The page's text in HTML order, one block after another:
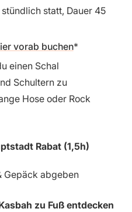
statt, Dauer 45
vorab buchen
einen Schal
Schultern zu
Hose oder Rock
Rabat (1,5h)
Gepäck abgeben
zu Fuß entdecken